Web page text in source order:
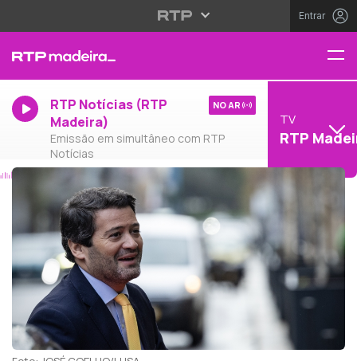
Entrar
RTP Notícias (RTP
Madeira)
Emissão em simultâneo com RTP
Notícias
NO AR
TV
RTP